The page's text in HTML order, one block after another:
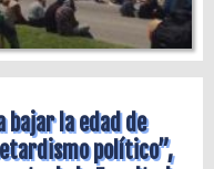
bajar la edad de
político”,